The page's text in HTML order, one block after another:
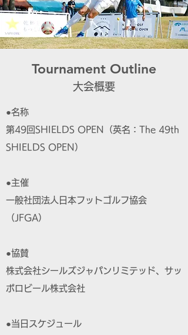
​Tournament Outline
大会概要
●名称
第49回SHIELDS OPEN（英名：The 49th
SHIELDS OPEN）
●主催
一般社団法人日本フットゴルフ協会
（JFGA）
●協賛
株式会社シールズジャパンリミテッド、サッ
ポロビール株式会社
●当日スケジュール